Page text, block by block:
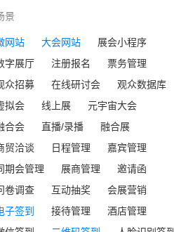
景
网站 大会网站
展会小程序
字展厅
注册报名
票务管理
众招募
在线研讨会
观众数据库
拟会
线上展
元宇宙大会
合会
直播/录播
融合展
贸洽谈
日程管理
嘉宾管理
期会管理
展商管理
邀请函
卷调查
互动抽奖
会展营销
子签到
接待管理
酒店管理